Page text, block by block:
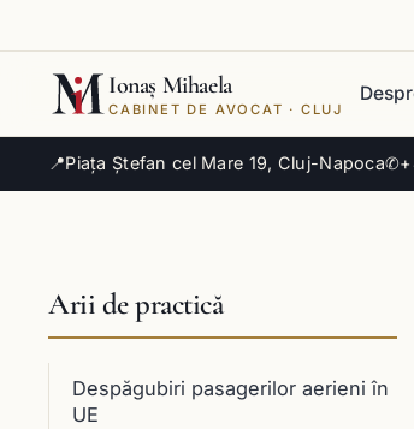
📍Piața Ștefan cel Mare 19, Cluj-Napoca✆
Ionaș Mihaela
CABINET DE AVOCAT · CLUJ
Arii de practică
Despăgubiri pasagerilor aerieni în
UE